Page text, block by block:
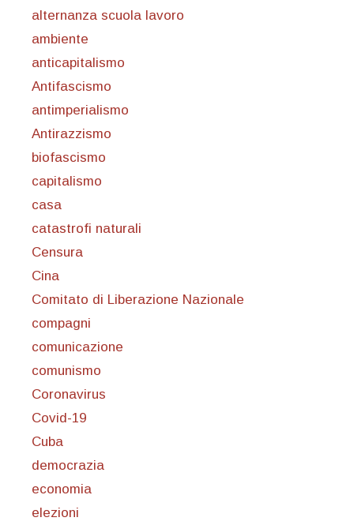
alternanza scuola lavoro
ambiente
anticapitalismo
Antifascismo
antimperialismo
Antirazzismo
biofascismo
capitalismo
casa
catastrofi naturali
Censura
Cina
Comitato di Liberazione Nazionale
compagni
comunicazione
comunismo
Coronavirus
Covid-19
Cuba
democrazia
economia
elezioni